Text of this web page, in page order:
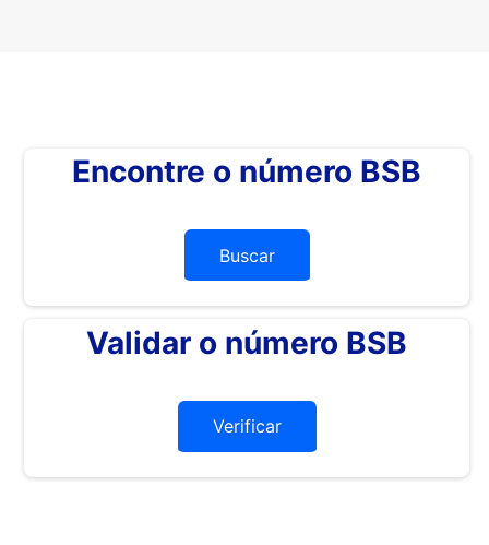
Encontre o número BSB
Buscar
Validar o número BSB
Verificar